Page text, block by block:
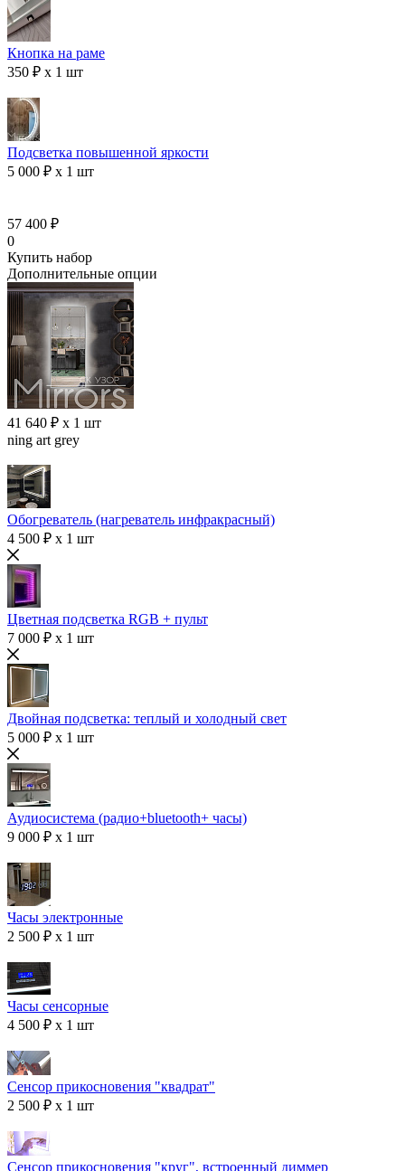
Кнопка на раме
350 ₽ x 1 шт
Подсветка повышенной яркости
5 000 ₽ x 1 шт
57 400 ₽
0
Купить набор
Дополнительные опции
41 640 ₽ x 1 шт
ning art grey
Обогреватель (нагреватель инфракрасный)
4 500 ₽ x 1 шт
Цветная подсветка RGB + пульт
7 000 ₽ x 1 шт
Двойная подсветка: теплый и холодный свет
5 000 ₽ x 1 шт
Аудиосистема (радио+bluetooth+ часы)
9 000 ₽ x 1 шт
Часы электронные
2 500 ₽ x 1 шт
Часы сенсорные
4 500 ₽ x 1 шт
Сенсор прикосновения "квадрат"
2 500 ₽ x 1 шт
Сенсор прикосновения "круг", встроенный диммер